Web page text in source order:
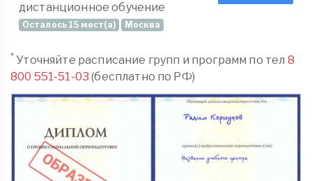
дистанционное обучение
Осталось 15 мест(а) Москва
* Уточняйте расписание групп и программ по тел 8
800 551-51-03 (бесплатно по РФ)